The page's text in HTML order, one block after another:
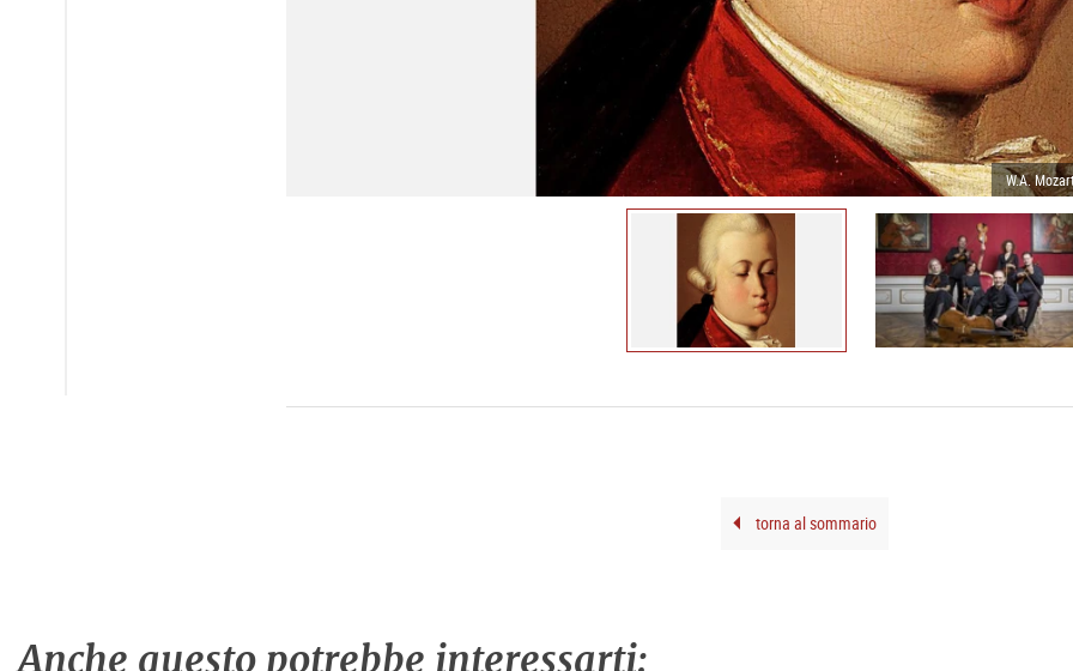
W.A.
torna al sommario
Anche questo potrebbe interessarti: